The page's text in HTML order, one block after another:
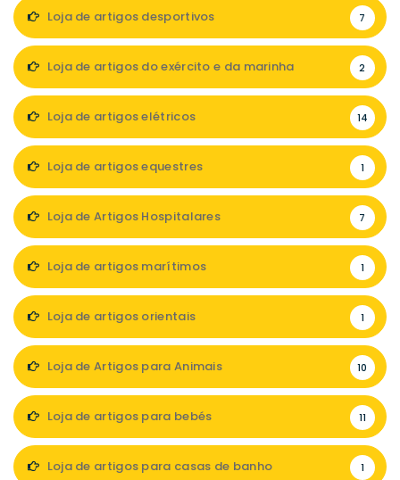
Loja de artigos desportivos 7
Loja de artigos do exército e da marinha 2
Loja de artigos elétricos 14
Loja de artigos equestres 1
Loja de Artigos Hospitalares 7
Loja de artigos marítimos 1
Loja de artigos orientais 1
Loja de Artigos para Animais 10
Loja de artigos para bebés 11
Loja de artigos para casas de banho 1